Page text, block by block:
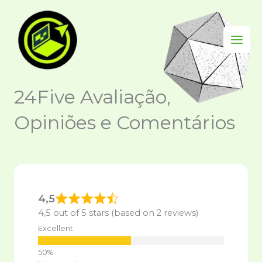
content
24Five Avaliação,
Opiniões e Comentários
4,5
4,5 out of 5 stars (based on 2 reviews)
Excellent